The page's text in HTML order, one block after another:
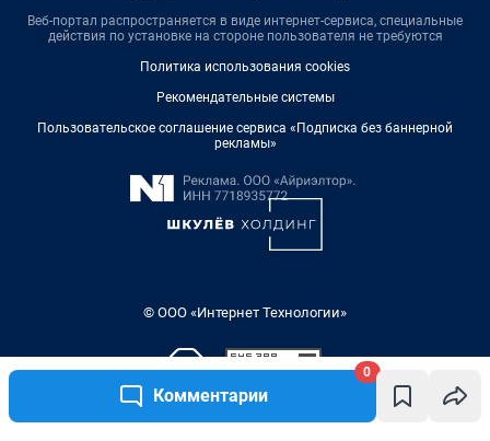
Комментарии
0
Веб-портал распространяется в виде интернет-сервиса, специальные
действия по установке на стороне пользователя не требуются
Политика использования cookies
Рекомендательные системы
Пользовательское соглашение сервиса «Подписка без баннерной
рекламы»
© ООО «Интернет Технологии»